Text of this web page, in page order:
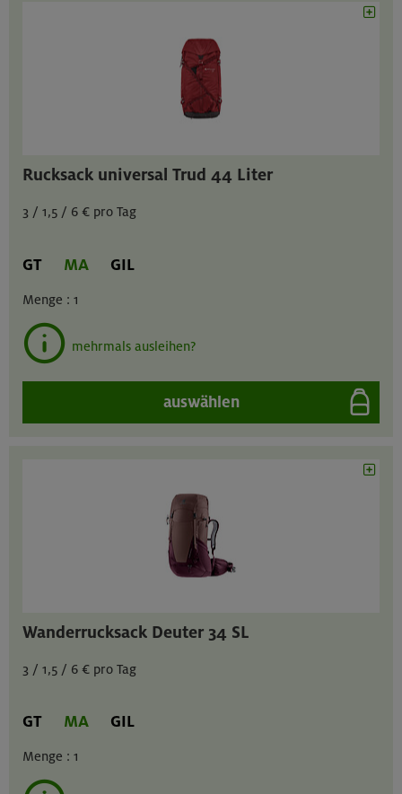
Rucksack universal Trud 44 Liter
3 / 1,5 / 6 € pro Tag
GT MA GIL
Menge : 1
mehrmals ausleihen?
auswählen
Wanderrucksack Deuter 34 SL
3 / 1,5 / 6 € pro Tag
GT MA GIL
Menge : 1